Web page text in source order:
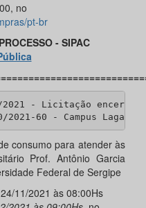
no
pt-br
- SIPAC
- Licitação encerrada
2021-60 - Campus Lagarto/
consumo para atender às
Prof. Antônio Garcia
Federal de Sergipe
11/2021 às 08:00Hs